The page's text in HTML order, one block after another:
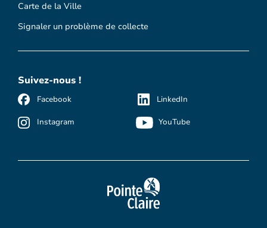
Carte de la Ville
Signaler un problème de collecte
Suivez-nous !
Facebook
Instagram
LinkedIn
YouTube